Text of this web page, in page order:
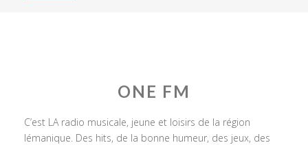
ONE FM
C’est LA radio musicale, jeune et loisirs de la région
lémanique. Des hits, de la bonne humeur, des jeux, des